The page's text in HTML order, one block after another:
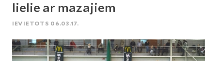
lielie ar mazajiem
IEVIETOTS 06.03.17.